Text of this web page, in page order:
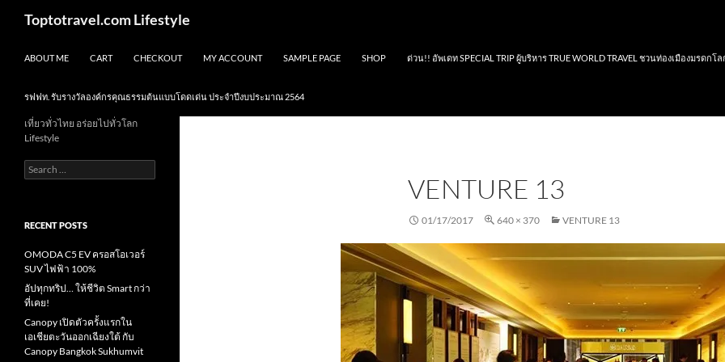
Toptotravel.com Lifestyle
ABOUT ME CART CHECKOUT MY ACCOUNT SAMPLE PAGE SHOP ด่วน!! อัพเดท SPECIAL TRIP ผู้บริหาร TRUE WORLD TRAVEL ชวนท่องเมืองมรดกโล
รฟฟท. รับรางวัลองค์กรคุณธรรมต้นแบบโดดเด่น ประจำปีงบประมาณ 2564
VENTURE 13
01/17/2017 640 × 370 VENTURE 13
เที่ยวทั่วไทย อร่อยไปทั่วโลก
Lifestyle
Search
for:
RECENT POSTS
OMODA C5 EV ครอสโอเวอร์
SUV ไฟฟ้า 100%
อัปทุกทริป… ให้ชีวิต Smart กว่า
ที่เคย!
Canopy เปิดตัวครั้งแรกใน
เอเชียตะวันออกเฉียงใต้ กับ
Canopy Bangkok Sukhumvit